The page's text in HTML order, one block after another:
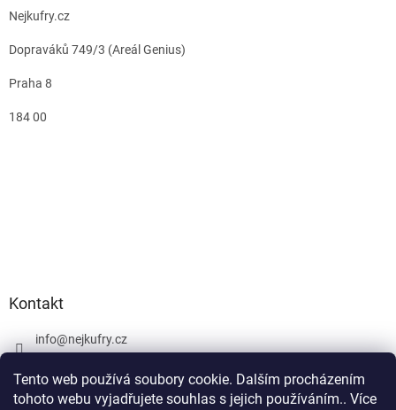
Tento web používá soubory cookie. Dalším procházením
tohoto webu vyjadřujete souhlas s jejich používáním.. Více
Nejkufry.cz
Dopraváků 749/3 (Areál Genius)
Praha 8
184 00
Kontakt
info@nejkufry.cz
Facebook